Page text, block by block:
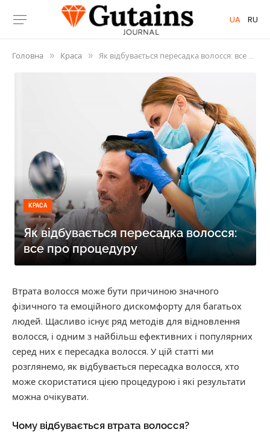
UA RU
Головна » Краса » Як відбувається пересадка волосся: все про процедуру
КРАСА
Як відбувається пересадка волосся:
все про процедуру
Втрата волосся може бути причиною значного
фізичного та емоційного дискомфорту для багатьох
людей. Щасливо існує ряд методів для відновлення
волосся, і одним з найбільш ефективних і популярних
серед них є пересадка волосся. У цій статті ми
розглянемо, як відбувається пересадка волосся, хто
може скористатися цією процедурою і які результати
можна очікувати.
Чому відбувається втрата волосся?